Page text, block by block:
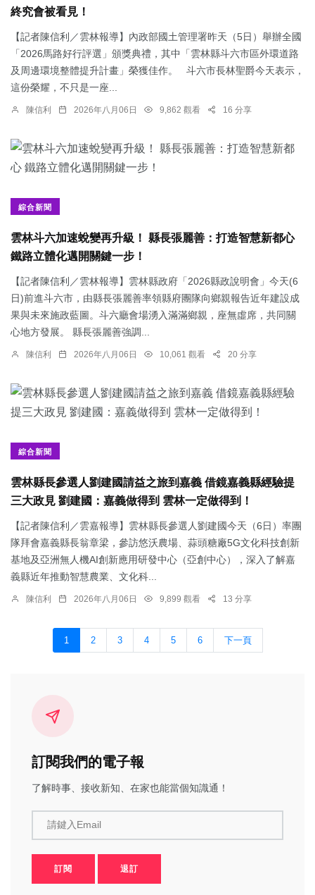
終究會被看見！
【記者陳信利／雲林報導】內政部國土管理署昨天（5日）舉辦全國
「2026馬路好行評選」頒獎典禮，其中「雲林縣斗六市區外環道路
及周邊環境整體提升計畫」榮獲佳作。 斗六市長林聖爵今天表示，
這份榮耀，不只是一座...
陳信利 2026年八月06日 9,862 觀看 16 分享
綜合新聞
雲林斗六加速蛻變再升級！ 縣長張麗善：打造智慧新都心
鐵路立體化邁開關鍵一步！
【記者陳信利／雲林報導】雲林縣政府「2026縣政說明會」今天(6
日)前進斗六市，由縣長張麗善率領縣府團隊向鄉親報告近年建設成
果與未來施政藍圖。斗六廳會場湧入滿滿鄉親，座無虛席，共同關
心地方發展。 縣長張麗善強調...
陳信利 2026年八月06日 10,061 觀看 20 分享
綜合新聞
雲林縣長參選人劉建國請益之旅到嘉義 借鏡嘉義縣經驗提
三大政見 劉建國：嘉義做得到 雲林一定做得到！
【記者陳信利／雲嘉報導】雲林縣長參選人劉建國今天（6日）率團
隊拜會嘉義縣長翁章梁，參訪悠沃農場、蒜頭糖廠5G文化科技創新
基地及亞洲無人機AI創新應用研發中心（亞創中心），深入了解嘉
義縣近年推動智慧農業、文化科...
陳信利 2026年八月06日 9,899 觀看 13 分享
1 2 3 4 5 6 下一頁
訂閱我們的電子報
了解時事、接收新知、在家也能當個知識通！
請鍵入Email
訂閱 退訂